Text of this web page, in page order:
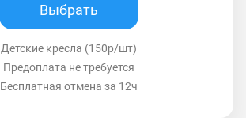
Выбрать
Детские кресла (150р/шт)
Предоплата не требуется
Бесплатная отмена за 12ч